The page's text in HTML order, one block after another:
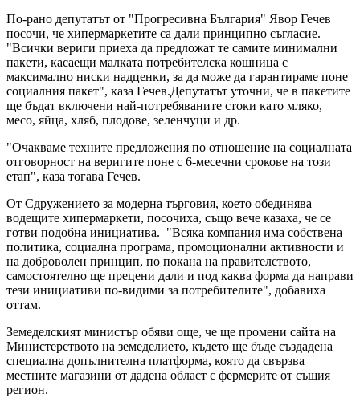
По-рано депутатът от "Прогресивна България" Явор Гечев
посочи, че хипермаркетите са дали принципно съгласие.
"Всички вериги приеха да предложат те самите минимални
пакети, касаещи малката потребителска кошница с
максимално ниски надценки, за да може да гарантираме поне
социалния пакет", каза Гечев.Депутатът уточни, че в пакетите
ще бъдат включени най-потребяваните стоки като мляко,
месо, яйца, хляб, плодове, зеленчуци и др.
"Очакваме техните предложения по отношение на социалната
отговорност на веригите поне с 6-месечни срокове на този
етап", каза тогава Гечев.
От Сдружението за модерна търговия, което обединява
водещите хипермаркети, посочиха, също вече казаха, че се
готви подобна инициатива. "Всяка компания има собствена
политика, социална програма, промоционални активности и
на доброволен принцип, по покана на правителството,
самостоятелно ще прецени дали и под каква форма да направи
тези инициативи по-видими за потребителите", добавиха
оттам.
Земеделският министър обяви още, че ще промени сайта на
Министерството на земеделието, където ще бъде създадена
специална допълнителна платформа, която да свързва
местните магазини от дадена област с фермерите от същия
регион.